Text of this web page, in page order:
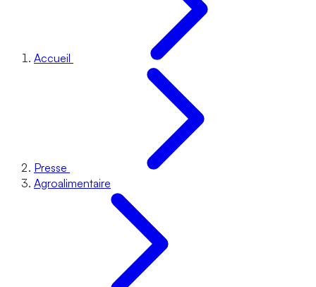
Accueil
Presse
Agroalimentaire